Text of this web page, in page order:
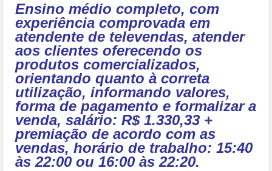
Ensino médio completo, com
experiência comprovada em
atendente de televendas, atender
aos clientes oferecendo os
produtos comercializados,
orientando quanto à correta
utilização, informando valores,
forma de pagamento e formalizar a
venda, salário: R$ 1.330,33 +
premiação de acordo com as
vendas, horário de trabalho: 15:40
às 22:00 ou 16:00 às 22:20.